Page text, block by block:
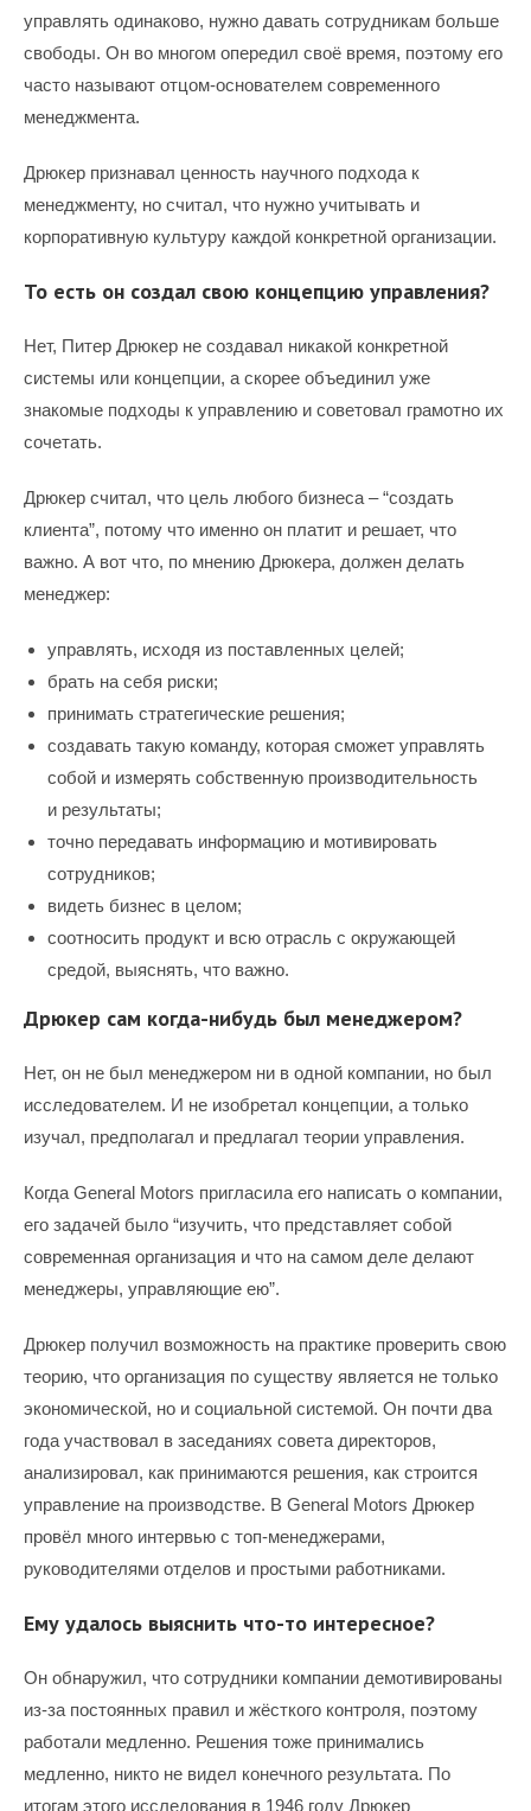
управлять одинаково, нужно давать сотрудникам больше
свободы. Он во многом опередил своё время, поэтому его
часто называют отцом-основателем современного
менеджмента.
Дрюкер признавал ценность научного подхода к
менеджменту, но считал, что нужно учитывать и
корпоративную культуру каждой конкретной организации.
То есть он создал свою концепцию управления?
Нет, Питер Дрюкер не создавал никакой конкретной
системы или концепции, а скорее объединил уже
знакомые подходы к управлению и советовал грамотно их
сочетать.
Дрюкер считал, что цель любого бизнеса – “создать
клиента”, потому что именно он платит и решает, что
важно. А вот что, по мнению Дрюкера, должен делать
менеджер:
управлять, исходя из поставленных целей;
брать на себя риски;
принимать стратегические решения;
создавать такую команду, которая сможет управлять
собой и измерять собственную производительность
и результаты;
точно передавать информацию и мотивировать
сотрудников;
видеть бизнес в целом;
соотносить продукт и всю отрасль с окружающей
средой, выяснять, что важно.
Дрюкер сам когда-нибудь был менеджером?
Нет, он не был менеджером ни в одной компании, но был
исследователем. И не изобретал концепции, а только
изучал, предполагал и предлагал теории управления.
Когда General Motors пригласила его написать о компании,
его задачей было “изучить, что представляет собой
современная организация и что на самом деле делают
менеджеры, управляющие ею”.
Дрюкер получил возможность на практике проверить свою
теорию, что организация по существу является не только
экономической, но и социальной системой. Он почти два
года участвовал в заседаниях совета директоров,
анализировал, как принимаются решения, как строится
управление на производстве. В General Motors Дрюкер
провёл много интервью с топ-менеджерами,
руководителями отделов и простыми работниками.
Ему удалось выяснить что-то интересное?
Он обнаружил, что сотрудники компании демотивированы
из-за постоянных правил и жёсткого контроля, поэтому
работали медленно. Решения тоже принимались
медленно, никто не видел конечного результата. По
итогам этого исследования в 1946 году Дрюкер